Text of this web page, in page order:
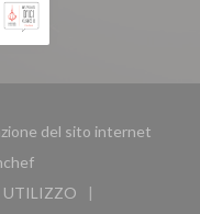
del sito internet
((apre una nuova
UTILIZZO
((apre una nuova finestra))